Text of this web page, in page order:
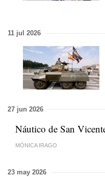
11 jul 2026
27 jun 2026
Náutico de San
MÓNICA IRAGO
23 may 2026